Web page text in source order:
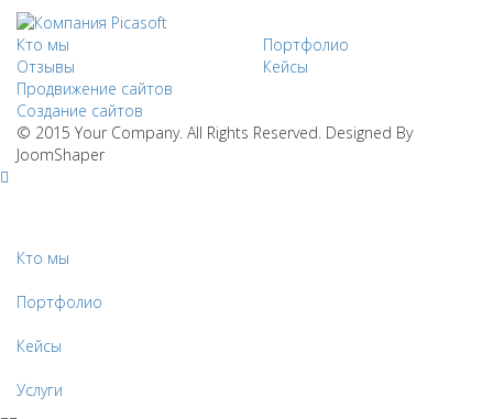
Кто мы
Отзывы
Портфолио
Кейсы
Продвижение сайтов
Создание сайтов
© 2015 Your Company. All Rights Reserved. Designed By
JoomShaper
Кто мы
Портфолио
Кейсы
Услуги